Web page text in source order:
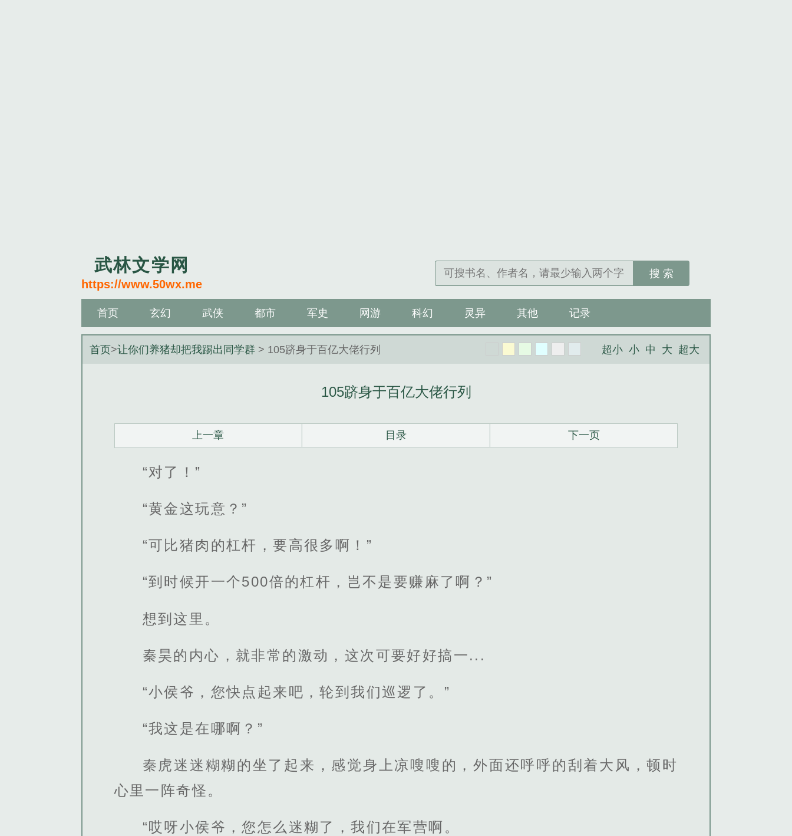
武林文学网
https://www.50wx.me
搜 索
首页 玄幻 武侠 都市 军史 网游 科幻 灵异 其他 记录
首页>让你们养猪却把我踢出同学群 > 105跻身于百亿大佬行列 超小 小 中 大 超大
105跻身于百亿大佬行列
上一章 目录 下一页
“对了！”
“黄金这玩意？”
“可比猪肉的杠杆，要高很多啊！”
“到时候开一个500倍的杠杆，岂不是要赚麻了啊？”
想到这里。
秦昊的内心，就非常的激动，这次可要好好搞一...
“小侯爷，您快点起来吧，轮到我们巡逻了。”
“我这是在哪啊？”
秦虎迷迷糊糊的坐了起来，感觉身上凉嗖嗖的，外面还呼呼的刮着大风，顿时
心里一阵奇怪。
“哎呀小侯爷，您怎么迷糊了，我们在军营啊。